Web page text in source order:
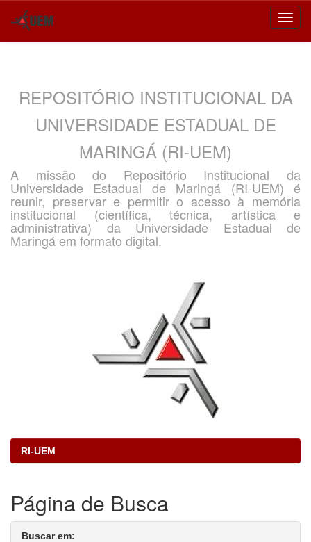
REPOSITÓRIO INSTITUCIONAL DA
UNIVERSIDADE ESTADUAL DE
MARINGÁ (RI-UEM)
A missão do Repositório Institucional da
Universidade Estadual de Maringá (RI-UEM) é
reunir, preservar e permitir o acesso à memória
institucional (científica, técnica, artística e
administrativa) da Universidade Estadual de
Maringá em formato digital.
RI-UEM
Página de Busca
Buscar em: